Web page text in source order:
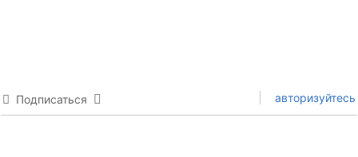
Подписаться авторизуйтесь